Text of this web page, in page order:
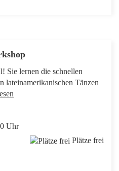
Sie lernen die schnellen
lateinamerikanischen Tänzen
Uhr
Plätze frei